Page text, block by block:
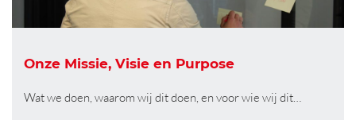
Onze Missie, Visie en Purpose
Wat we doen, waarom wij dit doen, en voor wie wij dit…